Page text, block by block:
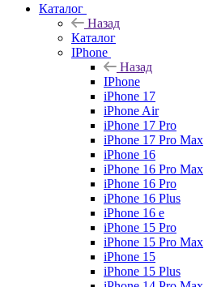
Каталог
Назад
Каталог
IPhone
Назад
IPhone
iPhone 17
iPhone Air
iPhone 17 Pro
iPhone 17 Pro Max
iPhone 16
iPhone 16 Pro Max
iPhone 16 Pro
iPhone 16 Plus
iPhone 16 e
iPhone 15 Pro
iPhone 15 Pro Max
iPhone 15
iPhone 15 Plus